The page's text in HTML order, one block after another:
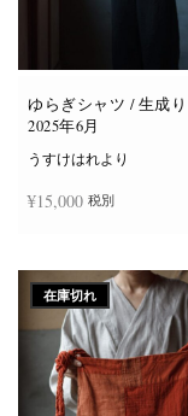
ゆらぎシャツ / 生成
2025年6月
うすけはれより
¥15,000 税別
在庫切れ